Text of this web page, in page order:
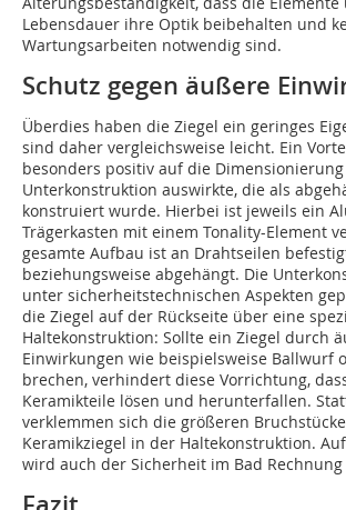
Lebensdauer ihre Optik beibehalten und
Wartungsarbeiten notwendig sind.
Schutz gegen äußere
Überdies haben die Ziegel ein geringes
sind daher vergleichsweise leicht. Ein
besonders positiv auf die
Unterkonstruktion auswirkte, die als
konstruiert wurde. Hierbei ist jeweils ein
Trägerkasten mit einem Tonality-Element
gesamte Aufbau ist an Drahtseilen
beziehungsweise abgehängt. Die
unter sicherheitstechnischen Aspekten
die Ziegel auf der Rückseite über eine
Haltekonstruktion: Sollte ein Ziegel durch
Einwirkungen wie beispielsweise Ballwurf
brechen, verhindert diese Vorrichtung,
Keramikteile lösen und herunterfallen.
verklemmen sich die größeren
Keramikziegel in der Haltekonstruktion.
wird auch der Sicherheit im Bad